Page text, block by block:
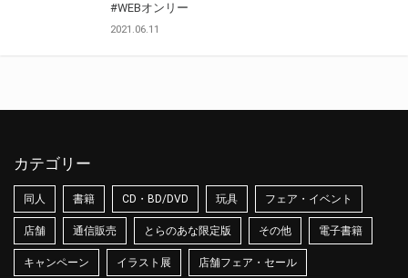
#WEBオンリー
2021.06.11
カテゴリー
同人 書籍 CD・BD/DVD 玩具 フェア・イベント
店舗 通信販売 とらのあな限定版 その他 電子書籍
キャンペーン イラスト展 店舗フェア・セール